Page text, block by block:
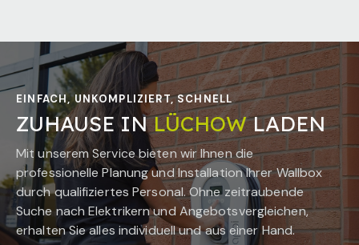
EINFACH, UNKOMPLIZIERT, SCHNELL
ZUHAUSE INLÜCHOWLADEN
Mit unserem Service bieten wir Ihnen die
professionelle Planung und Installation Ihrer Wallbox
durch qualifiziertes Personal. Ohne zeitraubende
Suche nach Elektrikern und Angebotsvergleichen,
erhalten Sie alles individuell und aus einer Hand.